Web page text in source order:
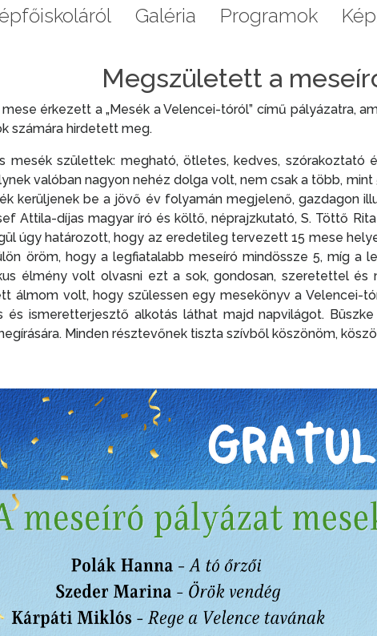
Galéria Programok
Megszületett a
érkezett a „Mesék a Velencei-tóról” című pályázatra,
számára hirdetett meg.
mesék születtek: megható, ötletes, kedves,
valóban nagyon nehéz dolga volt, nem csak a több,
kerüljenek be a jövő év folyamán megjelenő, gazdagon
Attila-díjas magyar író és költő, néprajzkutató, S. Töttő
úgy határozott, hogy az eredetileg tervezett 15 mese
öröm, hogy a legfiatalabb meseíró mindössze 5, míg a
élmény volt olvasni ezt a sok, gondosan, szeretettel
álmom volt, hogy szülessen egy mesekönyv a Velencei-
és ismeretterjesztő alkotás láthat majd napvilágot.
Minden résztevőnek tiszta szívből köszönöm,